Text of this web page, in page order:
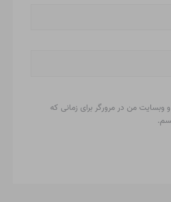
وبسایت من در مرورگر برای زمانی که